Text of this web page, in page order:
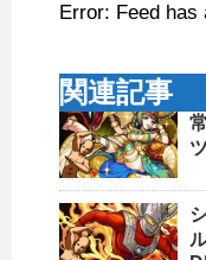
Error: Feed
関連記事